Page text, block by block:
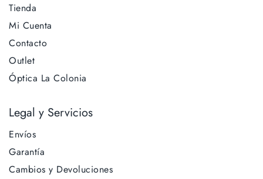
Tienda
Mi Cuenta
Contacto
Outlet
Óptica La Colonia
Legal y Servicios
Envíos
Garantía
Cambios y Devoluciones